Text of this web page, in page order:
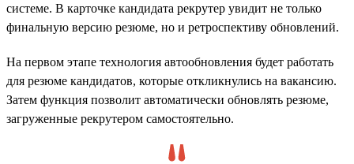
системе. В карточке кандидата рекрутер увидит не только
финальную версию резюме, но и ретроспективу обновлений.
На первом этапе технология автообновления будет работать
для резюме кандидатов, которые откликнулись на вакансию.
Затем функция позволит автоматически обновлять резюме,
загруженные рекрутером самостоятельно.